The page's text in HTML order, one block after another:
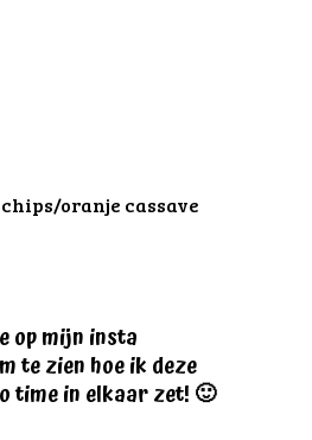
oranje cassave
op mijn insta
te zien hoe ik deze
time in elkaar zet! 🙂